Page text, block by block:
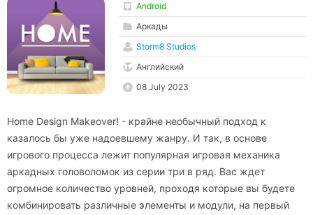
Android
Аркады
Storm8 Studios
Английский
08 July 2023
Home Design Makeover! - крайне необычный подход к
казалось бы уже надоевшему жанру. И так, в основе
игрового процесса лежит популярная игровая механика
аркадных головоломок из серии три в ряд. Вас ждет
огромное количество уровней, проходя которые вы будете
комбинировать различные элементы и модули, на первый